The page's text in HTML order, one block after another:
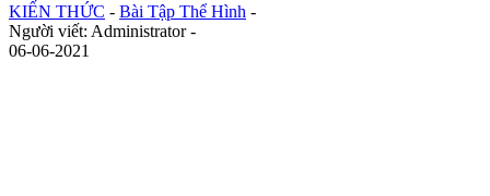
KIẾN THỨC - Bài Tập Thể Hình -
Người viết: Administrator -
06-06-2021